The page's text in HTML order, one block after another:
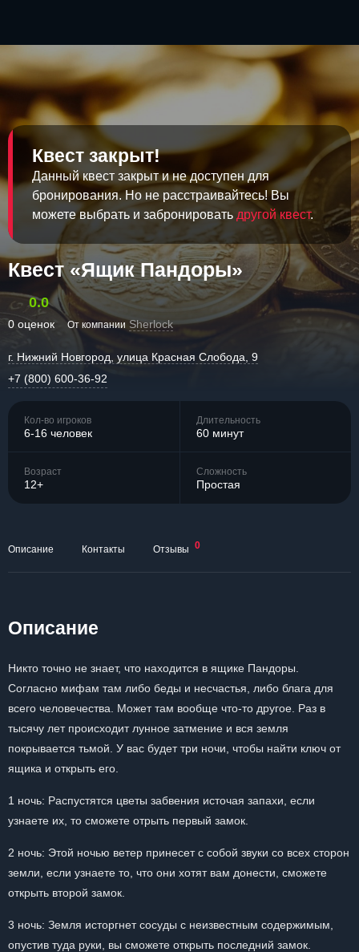
Квест закрыт!
Данный квест закрыт и не доступен для
бронирования. Но не расстраивайтесь! Вы
можете выбрать и забронировать другой квест.
Квест «Ящик Пандоры»
0.0
0 оценок От компании Sherlock
г. Нижний Новгород, улица Красная Слобода, 9
+7 (800) 600-36-92
Кол-во игроков
6-16 человек
Длительность
60 минут
Возраст
12+
Сложность
Простая
Описание Контакты Отзывы 0
Описание
Никто точно не знает, что находится в ящике Пандоры.
Согласно мифам там либо беды и несчастья, либо блага для
всего человечества. Может там вообще что-то другое. Раз в
тысячу лет происходит лунное затмение и вся земля
покрывается тьмой. У вас будет три ночи, чтобы найти ключ от
ящика и открыть его.
1 ночь: Распустятся цветы забвения источая запахи, если
узнаете их, то сможете отрыть первый замок.
2 ночь: Этой ночью ветер принесет с собой звуки со всех сторон
земли, если узнаете то, что они хотят вам донести, сможете
открыть второй замок.
3 ночь: Земля исторгнет сосуды с неизвестным содержимым,
опустив туда руки, вы сможете открыть последний замок.